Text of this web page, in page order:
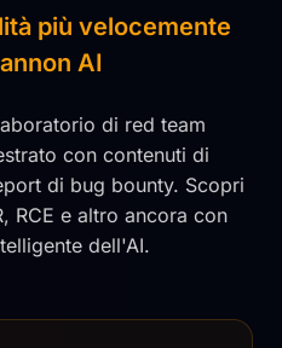
più velocemente
AI
di red team
con contenuti di
di bug bounty. Scopri
RCE e altro ancora con
dell'AI.